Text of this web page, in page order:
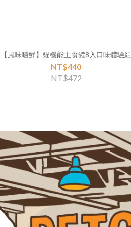
【風味嚐鮮】貓機能主食罐8入口味體驗組
NT$440
NT$472